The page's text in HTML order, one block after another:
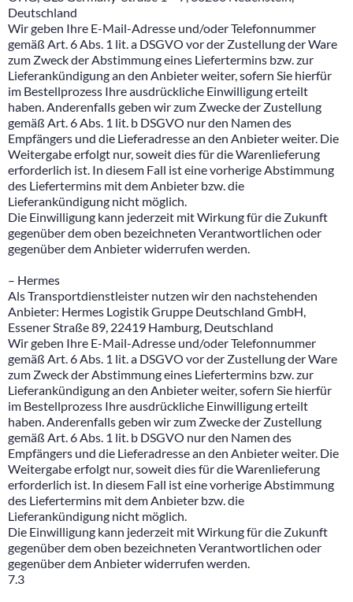
Deutschland
Wir geben Ihre E-Mail-Adresse und/oder Telefonnummer
gemäß Art. 6 Abs. 1 lit. a DSGVO vor der Zustellung der Ware
zum Zweck der Abstimmung eines Liefertermins bzw. zur
Lieferankündigung an den Anbieter weiter, sofern Sie hierfür
im Bestellprozess Ihre ausdrückliche Einwilligung erteilt
haben. Anderenfalls geben wir zum Zwecke der Zustellung
gemäß Art. 6 Abs. 1 lit. b DSGVO nur den Namen des
Empfängers und die Lieferadresse an den Anbieter weiter. Die
Weitergabe erfolgt nur, soweit dies für die Warenlieferung
erforderlich ist. In diesem Fall ist eine vorherige Abstimmung
des Liefertermins mit dem Anbieter bzw. die
Lieferankündigung nicht möglich.
Die Einwilligung kann jederzeit mit Wirkung für die Zukunft
gegenüber dem oben bezeichneten Verantwortlichen oder
gegenüber dem Anbieter widerrufen werden.
– Hermes
Als Transportdienstleister nutzen wir den nachstehenden
Anbieter: Hermes Logistik Gruppe Deutschland GmbH,
Essener Straße 89, 22419 Hamburg, Deutschland
Wir geben Ihre E-Mail-Adresse und/oder Telefonnummer
gemäß Art. 6 Abs. 1 lit. a DSGVO vor der Zustellung der Ware
zum Zweck der Abstimmung eines Liefertermins bzw. zur
Lieferankündigung an den Anbieter weiter, sofern Sie hierfür
im Bestellprozess Ihre ausdrückliche Einwilligung erteilt
haben. Anderenfalls geben wir zum Zwecke der Zustellung
gemäß Art. 6 Abs. 1 lit. b DSGVO nur den Namen des
Empfängers und die Lieferadresse an den Anbieter weiter. Die
Weitergabe erfolgt nur, soweit dies für die Warenlieferung
erforderlich ist. In diesem Fall ist eine vorherige Abstimmung
des Liefertermins mit dem Anbieter bzw. die
Lieferankündigung nicht möglich.
Die Einwilligung kann jederzeit mit Wirkung für die Zukunft
gegenüber dem oben bezeichneten Verantwortlichen oder
gegenüber dem Anbieter widerrufen werden.
7.3